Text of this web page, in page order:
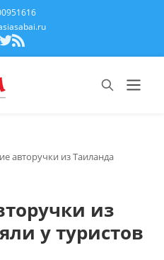
авторучки из Таиланда
из
у туристов